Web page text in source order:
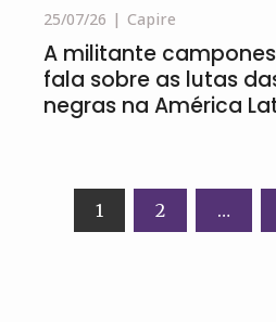
25/07/26 Capire
A militante
fala sobre as lutas
negras na América
Navegação
por
1 2 …